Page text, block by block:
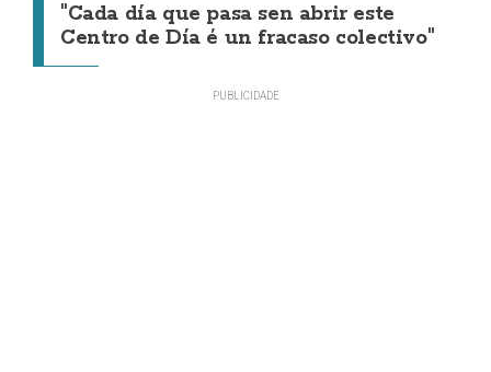
"Cada día que pasa sen abrir este
Centro de Día é un fracaso colectivo"